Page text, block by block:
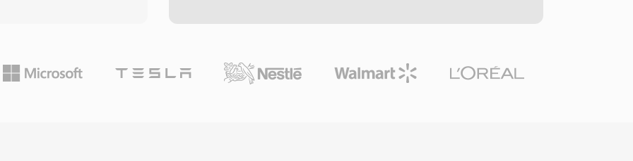
độ bit cố định và
bit, và thuật toán bộ